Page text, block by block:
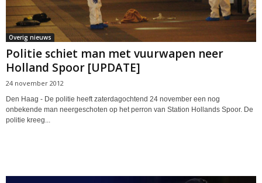
Overig nieuws
Politie schiet man met vuurwapen neer
Holland Spoor [UPDATE]
24 november 2012
Den Haag - De politie heeft zaterdagochtend 24 november een nog
onbekende man neergeschoten op het perron van Station Hollands Spoor. De
politie kreeg...